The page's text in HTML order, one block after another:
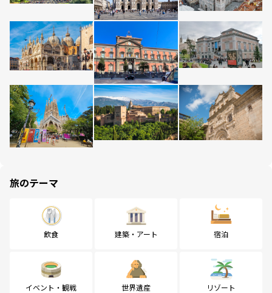
旅のテーマ
飲食 建築・アート 宿泊
イベント・観戦 世界遺産 リゾート